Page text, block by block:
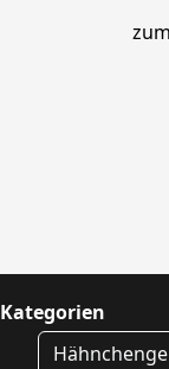
Kategorien